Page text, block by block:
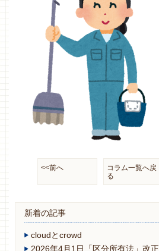
<<前へ
コラム一覧へ戻
る
新着の記事
cloudとcrowd
2026年4月1日「区分所有法」改正